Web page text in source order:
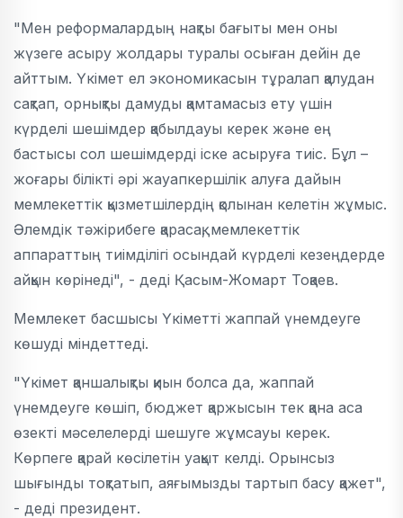
"Мен реформалардың нақты бағыты мен оны
жүзеге асыру жолдары туралы осыған дейін де
айттым. Үкімет ел экономикасын тұралап қалудан
сақтап, орнықты дамуды қамтамасыз ету үшін
күрделі шешімдер қабылдауы керек және ең
бастысы сол шешімдерді іске асыруға тиіс. Бұл –
жоғары білікті әрі жауапкершілік алуға дайын
мемлекеттік қызметшілердің қолынан келетін жұмыс.
Әлемдік тәжірибеге қарасақ, мемлекеттік
аппараттың тиімділігі осындай күрделі кезеңдерде
айқын көрінеді", - деді Қасым-Жомарт Тоқаев.
Мемлекет басшысы Үкіметті жаппай үнемдеуге
көшуді міндеттеді.
"Үкімет қаншалықты қиын болса да, жаппай
үнемдеуге көшіп, бюджет қаржысын тек қана аса
өзекті мәселелерді шешуге жұмсауы керек.
Көрпеге қарай көсілетін уақыт келді. Орынсыз
шығынды тоқтатып, аяғымызды тартып басу қажет",
- деді президент.